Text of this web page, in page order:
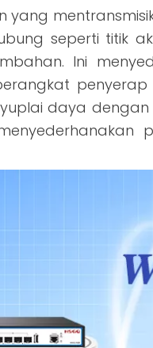
yang
seperti titik
Ini
daya